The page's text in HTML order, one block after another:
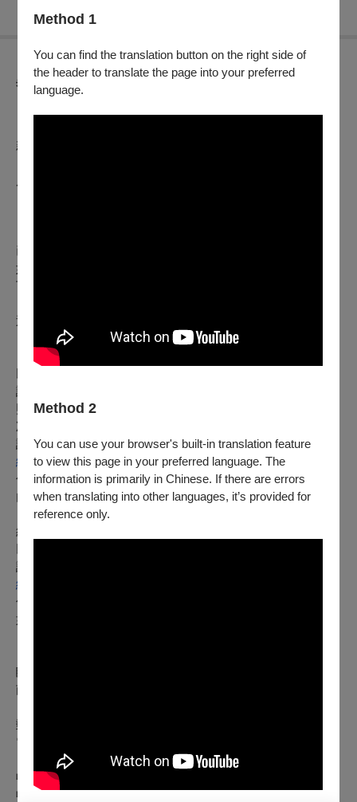
Method 1
You can find the translation button on the right side of
the header to translate the page into your preferred
language.
Method 2
You can use your browser's built-in translation feature
to view this page in your preferred language. The
information is primarily in Chinese. If there are errors
when translating into other languages, it’s provided for
reference only.
異動公告
親愛的觀眾，您好
已購票觀眾可持原票券入場，於延期公告發佈前之購票觀眾，
如因延期不克前往觀賞，自公告日起至
可辦理全額退票，
退票辦法如下：
【電子票或尚未取紙本票】
請到 會員＞訂單紀錄，點入要退的訂單
照流程完成退訂。若因原演出時間已結束，畫面顯示
次已結束」、或是原票券為套票或團票
請改至
網站
勾選項目1，填寫訂單資料辦理，符合規則者將於 3 個工作日
內執行退票。
※ 請留意，每日 23:30 - 00:00 為「OPENTIX 線上退訂單系
統」系統結算期間，暫停服務。請留意期限，提前申請。
請至
網站
勾選項目2，填寫訂單資料並附上存摺照片辦理，申請的退票
如符合退票規則，將於3個工作日內執行退票作業。
臨櫃退票
南、高雄四大服務處辦理。
郵寄退票：請將存摺影本（刷卡購票無須提供）、票券、姓名
電話等聯絡資訊於退票期限前（郵戳為憑），掛號郵寄至
「100012臺北市中正區中山南路21-1號 OPENTIX 退票小組
收」。退票郵寄前請記下票面之訂單編號，並請妥善保存掛號
收據。